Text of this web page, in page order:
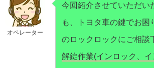
オペレーター
今回紹介させていただい
も、トヨタ車の鍵でお困
のロックロックにご相談
解錠作業(インロック、